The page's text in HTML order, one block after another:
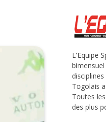
L'Equipe
Togolais
Toutes
des plus